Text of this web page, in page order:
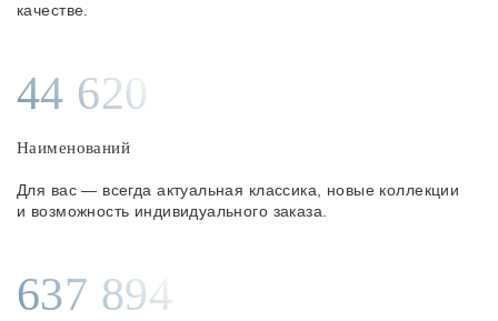
качестве.
44 620
Наименований
Для вас — всегда актуальная классика, новые коллекции
и возможность индивидуального заказа.
637 894